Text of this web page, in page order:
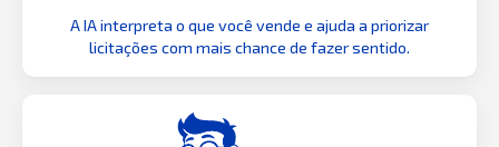
A IA interpreta o que você vende e ajuda a priorizar
licitações com mais chance de fazer sentido.